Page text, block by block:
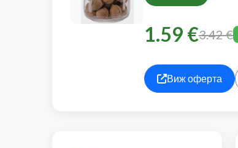
1.59 €3.42 €
Виж оферта